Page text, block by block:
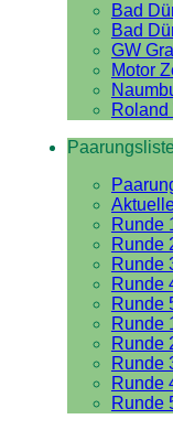
Bad
Bad
GW
Motor
Roland
Runde
Runde
Runde
Runde
Runde
Runde
Runde
Runde
Runde
Runde